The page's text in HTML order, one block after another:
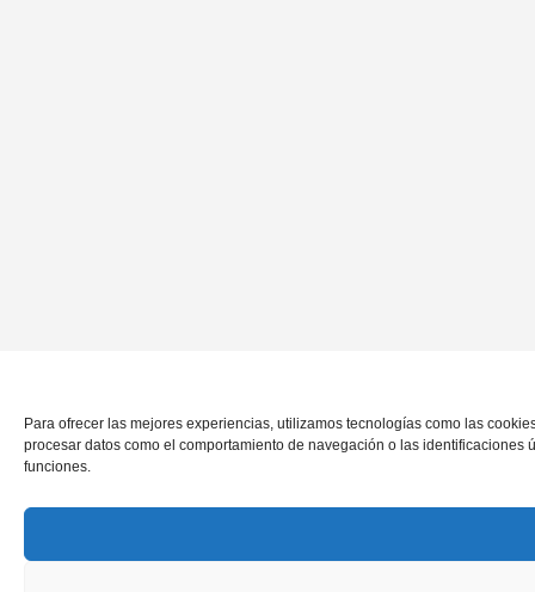
Para ofrecer las mejores experiencias, utilizamos tecnologías como las
procesar datos como el comportamiento de navegación o las
funciones.